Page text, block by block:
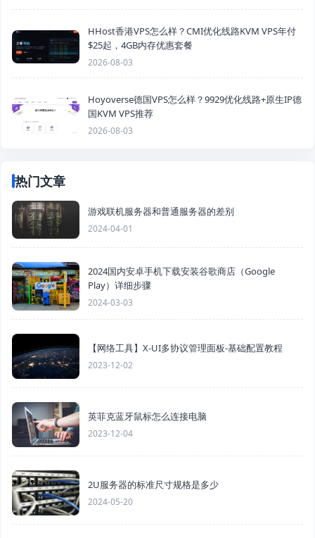
HHost香港VPS怎么样？CMI优化线路KVM VPS年付
$25起，4GB内存优惠套餐
2026-08-03
Hoyoverse德国VPS怎么样？9929优化线路+原生IP德
国KVM VPS推荐
2026-08-03
热门文章
游戏联机服务器和普通服务器的差别
2024-04-01
2024国内安卓手机下载安装谷歌商店（Google
Play）详细步骤
2024-03-03
【网络工具】X-UI多协议管理面板-基础配置教程
2023-12-02
英菲克蓝牙鼠标怎么连接电脑
2023-12-04
2U服务器的标准尺寸规格是多少
2024-05-20